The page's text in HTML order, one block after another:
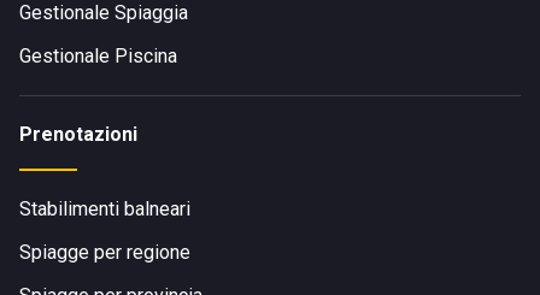
Gestionale Spiaggia
Gestionale Piscina
Prenotazioni
Stabilimenti balneari
Spiagge per regione